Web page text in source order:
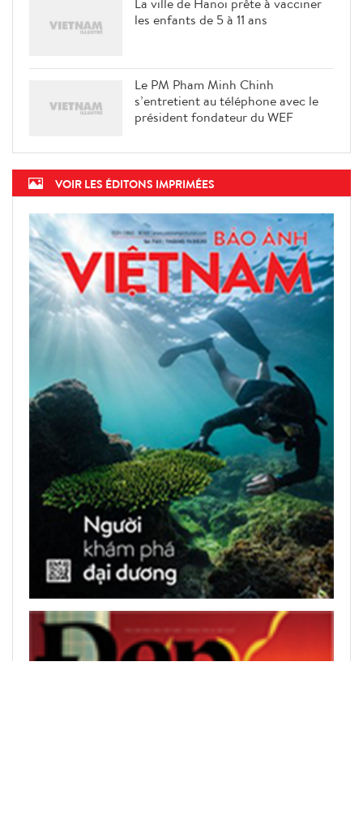
les enfants de 5 à 11 ans
Le PM Pham Minh Chinh
s’entretient au téléphone avec le
président fondateur du WEF
VOIR LES ÉDITONS IMPRIMÉES